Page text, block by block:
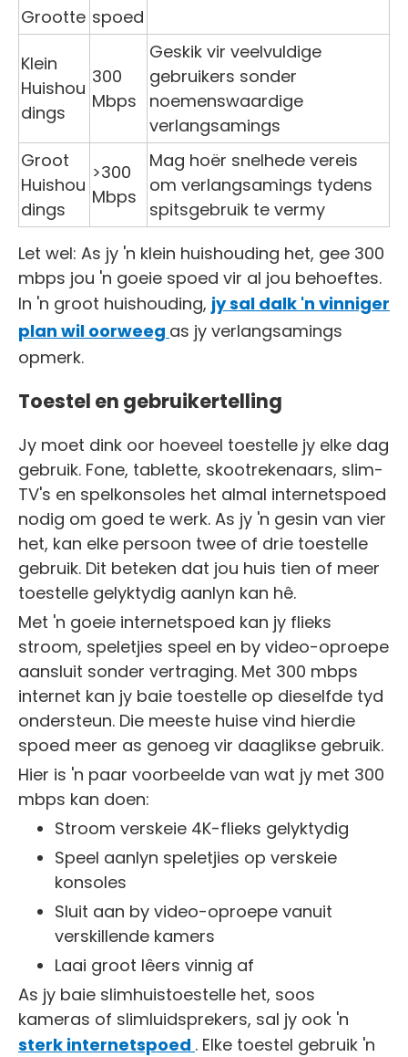
Grootte spoed
Klein
Huishou
dings
300
Mbps
Geskik vir veelvuldige
gebruikers sonder
noemenswaardige
verlangsamings
Groot
Huishou
dings
>300
Mbps
Mag hoër snelhede vereis
om verlangsamings tydens
spitsgebruik te vermy
Let wel: As jy 'n klein huishouding het, gee 300
mbps jou 'n goeie spoed vir al jou behoeftes.
In 'n groot huishouding, jy sal dalk 'n vinniger
plan wil oorweeg as jy verlangsamings
opmerk.
Toestel en gebruikertelling
Jy moet dink oor hoeveel toestelle jy elke dag
gebruik. Fone, tablette, skootrekenaars, slim-
TV's en spelkonsoles het almal internetspoed
nodig om goed te werk. As jy 'n gesin van vier
het, kan elke persoon twee of drie toestelle
gebruik. Dit beteken dat jou huis tien of meer
toestelle gelyktydig aanlyn kan hê.
Met 'n goeie internetspoed kan jy flieks
stroom, speletjies speel en by video-oproepe
aansluit sonder vertraging. Met 300 mbps
internet kan jy baie toestelle op dieselfde tyd
ondersteun. Die meeste huise vind hierdie
spoed meer as genoeg vir daaglikse gebruik.
Hier is 'n paar voorbeelde van wat jy met 300
mbps kan doen:
Stroom verskeie 4K-flieks gelyktydig
Speel aanlyn speletjies op verskeie
konsoles
Sluit aan by video-oproepe vanuit
verskillende kamers
Laai groot lêers vinnig af
As jy baie slimhuistoestelle het, soos
kameras of slimluidsprekers, sal jy ook 'n
sterk internetspoed . Elke toestel gebruik 'n